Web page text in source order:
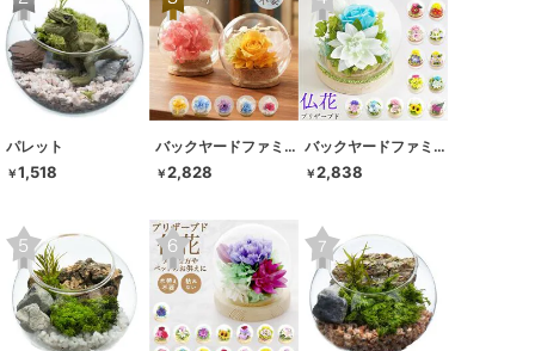
パレット
￥1,518
バックヤードファミリー
￥2,828
バックヤードファミリー
￥2,838